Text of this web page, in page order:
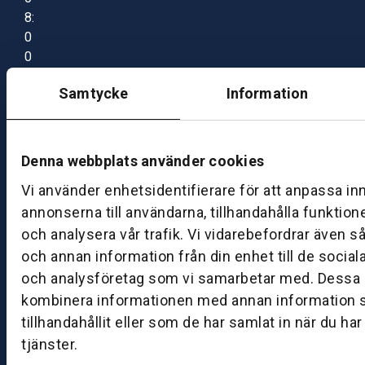
Samtycke Information
Denna webbplats använder cookies
Vi använder enhetsidentifierare för att anpassa
annonserna till användarna, tillhandahålla
och analysera vår trafik. Vi vidarebefordrar även
och annan information från din enhet till de
och analysföretag som vi samarbetar med. Dessa
kombinera informationen med annan information
tillhandahållit eller som de har samlat in när du
tjänster.
8:
0
0
7:
0
B
S
k
ö
v
d